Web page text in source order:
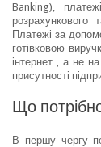
Banking),
розрахункового
Платежі за
готівковою
інтернет , а не
присутності
Що
В першу чергу